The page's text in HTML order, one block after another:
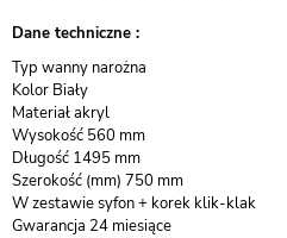
Dane techniczne :
​Typ wanny narożna
Kolor Biały
Materiał akryl
Wysokość 560 mm
Długość 1495 mm
Szerokość (mm) 750 mm
W zestawie syfon + korek klik-klak
Gwarancja 24 miesiące